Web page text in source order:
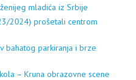
mladića iz Srbije
2024) prošetali centrom
bahatog parkiranja i brze
– Kruna obrazovne scene